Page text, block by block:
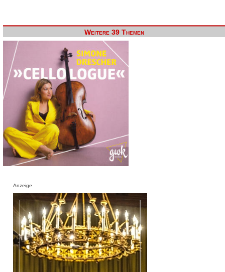
Weitere 39 Themen
Anzeige